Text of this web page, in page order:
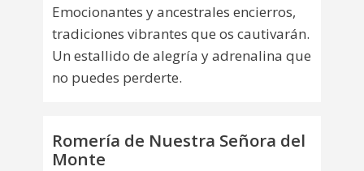
Emocionantes y ancestrales encierros,
tradiciones vibrantes que os cautivarán.
Un estallido de alegría y adrenalina que
no puedes perderte.
Romería de Nuestra Señora del
Monte